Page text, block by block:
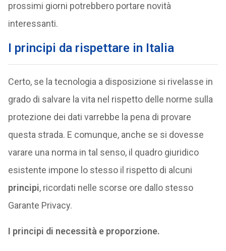
prossimi giorni potrebbero portare novità
interessanti.
I principi da rispettare in Italia
Certo, se la tecnologia a disposizione si rivelasse in
grado di salvare la vita nel rispetto delle norme sulla
protezione dei dati varrebbe la pena di provare
questa strada. E comunque, anche se si dovesse
varare una norma in tal senso, il quadro giuridico
esistente impone lo stesso il rispetto di alcuni
principi, ricordati nelle scorse ore dallo stesso
Garante Privacy.
I principi di necessità e proporzione.